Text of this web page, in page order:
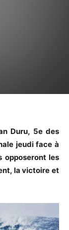
Duru, 5e des
jeudi face à
opposeront les
la victoire et